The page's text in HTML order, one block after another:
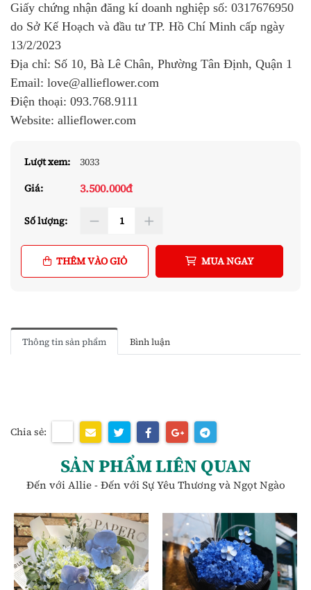
Giấy chứng nhận đăng kí doanh nghiệp số: 0317676950
do Sở Kế Hoạch và đầu tư TP. Hồ Chí Minh cấp ngày
13/2/2023
Địa chỉ: Số 10, Bà Lê Chân, Phường Tân Định, Quận 1
Email: love@allieflower.com
Điện thoại: 093.768.9111
Website: allieflower.com
Lượt xem:
3033
Giá:
3.500.000đ
Số lượng:
THÊM VÀO GIỎ MUA NGAY
Thông tin sản phẩm Bình luận
Chia sẻ:
SẢN PHẨM LIÊN QUAN
Đến với Allie - Đến với Sự Yêu Thương và Ngọt Ngào